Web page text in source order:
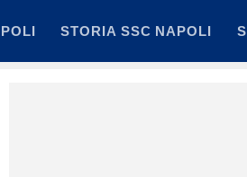
STORIA SSC NAPOLI